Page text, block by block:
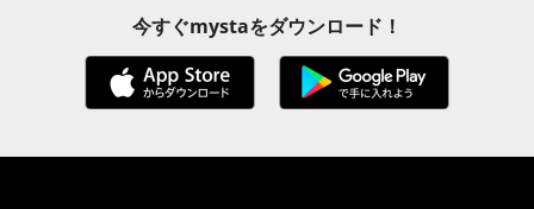
今すぐmystaをダウンロード！